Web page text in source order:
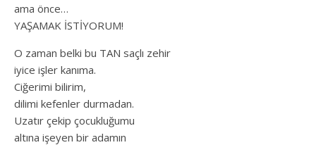
ama önce…
YAŞAMAK İSTİYORUM!
O zaman belki bu TAN saçlı zehir
iyice işler kanıma.
Ciğerimi bilirim,
dilimi kefenler durmadan.
Uzatır çekip çocukluğumu
altına işeyen bir adamın